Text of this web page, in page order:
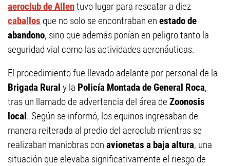
aeroclub de Allentuvo lugar para rescatar a diez
caballos que no solo se encontraban en estado de
abandono, sino que además ponían en peligro tanto la
seguridad vial como las actividades aeronáuticas.
El procedimiento fue llevado adelante por personal de la
Brigada Rural y la Policía Montada de General Roca,
tras un llamado de advertencia del área de Zoonosis
local. Según se informó, los equinos ingresaban de
manera reiterada al predio del aeroclub mientras se
realizaban maniobras con avionetas a baja altura, una
situación que elevaba significativamente el riesgo de